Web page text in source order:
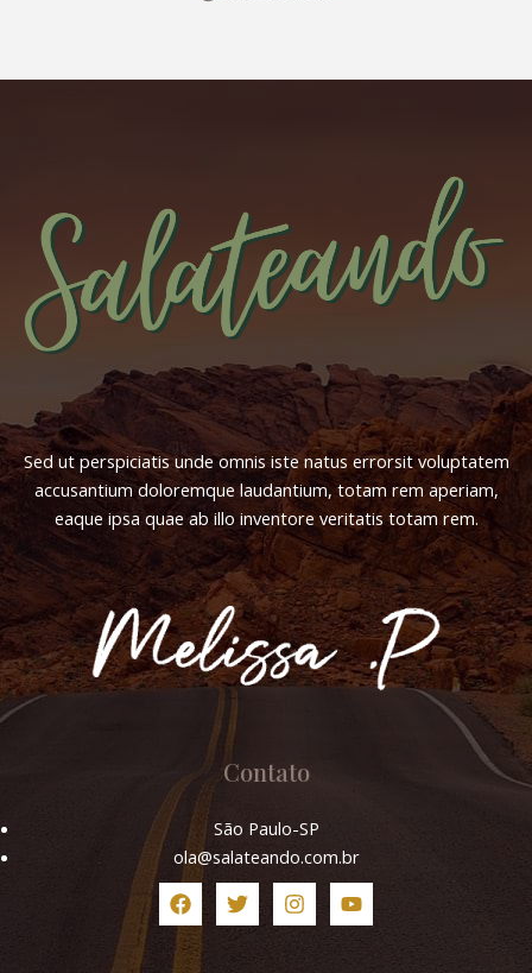
Sed ut perspiciatis unde omnis iste natus errorsit voluptatem
accusantium doloremque laudantium, totam rem aperiam,
eaque ipsa quae ab illo inventore veritatis totam rem.
Contato
São Paulo-SP
ola@salateando.com.br